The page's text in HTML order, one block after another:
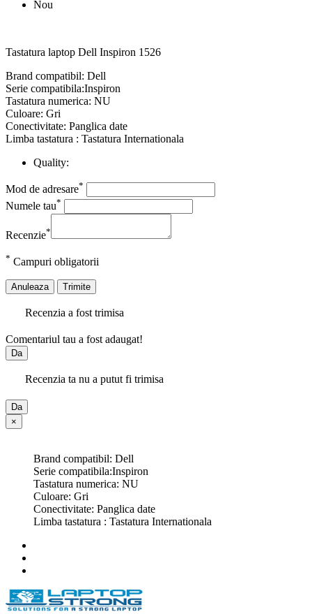
Nou
Tastatura laptop Dell Inspiron 1526
Brand compatibil: Dell
Serie compatibila:Inspiron
Tastatura numerica: NU
Culoare: Gri
Conectivitate: Panglica date
Limba tastatura : Tastatura Internationala
Quality:
Mod de adresare*
Numele tau*
Recenzie*
* Campuri obligatorii
Anuleaza Trimite
Recenzia a fost trimisa
Comentariul tau a fost adaugat!
Da
Recenzia ta nu a putut fi trimisa
Da
×
Brand compatibil: Dell
Serie compatibila:Inspiron
Tastatura numerica: NU
Culoare: Gri
Conectivitate: Panglica date
Limba tastatura : Tastatura Internationala